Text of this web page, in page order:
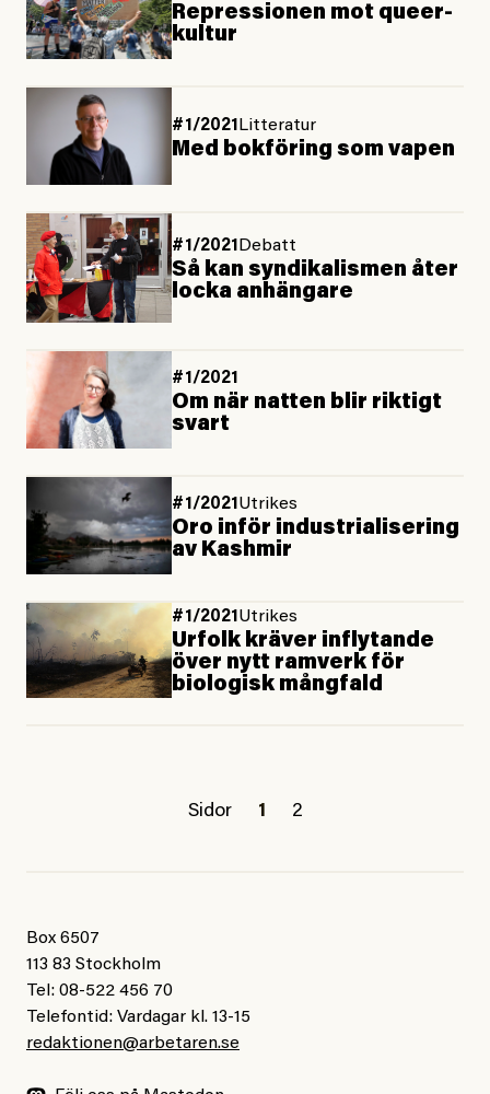
Repressionen mot queer-
kultur
#1/2021 Litteratur
Med bokföring som vapen
#1/2021Debatt
Så kan syndikalismen åter
locka anhängare
#1/2021
Om när natten blir riktigt
svart
#1/2021 Utrikes
Oro inför industrialisering
av Kashmir
#1/2021Utrikes
Urfolk kräver inflytande
över nytt ramverk för
biologisk mångfald
Sidor 1 2
Box 6507
113 83 Stockholm
Tel: 08-522 456 70
Telefontid: Vardagar kl. 13-15
redaktionen@arbetaren.se